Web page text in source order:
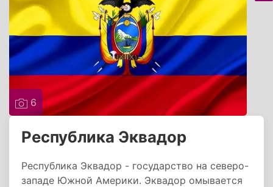
6
Республика Эквадор
Республика Эквадор - государство на северо-
западе Южной Америки. Эквадор омывается